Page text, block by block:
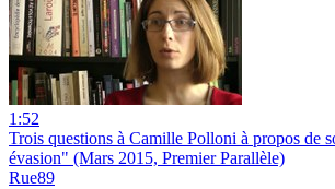
1:52
Trois questions à Camille Polloni à propos de
évasion" (Mars 2015, Premier Parallèle)
Rue89